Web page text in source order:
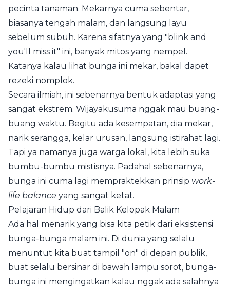
pecinta tanaman. Mekarnya cuma sebentar,
biasanya tengah malam, dan langsung layu
sebelum subuh. Karena sifatnya yang "blink and
you'll miss it" ini, banyak mitos yang nempel.
Katanya kalau lihat bunga ini mekar, bakal dapet
rezeki nomplok.
Secara ilmiah, ini sebenarnya bentuk adaptasi yang
sangat ekstrem. Wijayakusuma nggak mau buang-
buang waktu. Begitu ada kesempatan, dia mekar,
narik serangga, kelar urusan, langsung istirahat lagi.
Tapi ya namanya juga warga lokal, kita lebih suka
bumbu-bumbu mistisnya. Padahal sebenarnya,
bunga ini cuma lagi mempraktekkan prinsip work-
life balance yang sangat ketat.
Pelajaran Hidup dari Balik Kelopak Malam
Ada hal menarik yang bisa kita petik dari eksistensi
bunga-bunga malam ini. Di dunia yang selalu
menuntut kita buat tampil "on" di depan publik,
buat selalu bersinar di bawah lampu sorot, bunga-
bunga ini mengingatkan kalau nggak ada salahnya